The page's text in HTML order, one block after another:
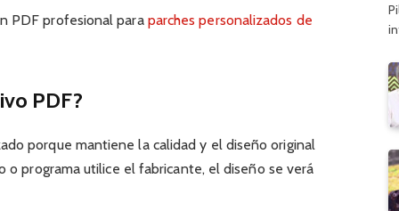
PDF profesional para parches personalizados de
PDF?
porque mantiene la calidad y el diseño original
o programa utilice el fabricante, el diseño se verá